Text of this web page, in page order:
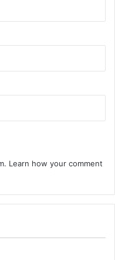
Learn how your comment